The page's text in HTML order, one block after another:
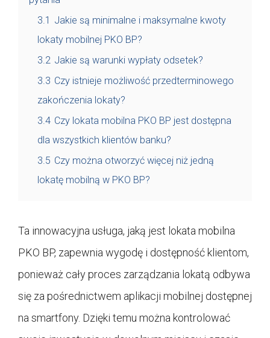
3.1 Jakie są minimalne i maksymalne kwoty
lokaty mobilnej PKO BP?
3.2 Jakie są warunki wypłaty odsetek?
3.3 Czy istnieje możliwość przedterminowego
zakończenia lokaty?
3.4 Czy lokata mobilna PKO BP jest dostępna
dla wszystkich klientów banku?
3.5 Czy można otworzyć więcej niż jedną
lokatę mobilną w PKO BP?
Ta innowacyjna usługa, jaką jest lokata mobilna
PKO BP, zapewnia wygodę i dostępność klientom,
ponieważ cały proces zarządzania lokatą odbywa
się za pośrednictwem aplikacji mobilnej dostępnej
na smartfony. Dzięki temu można kontrolować